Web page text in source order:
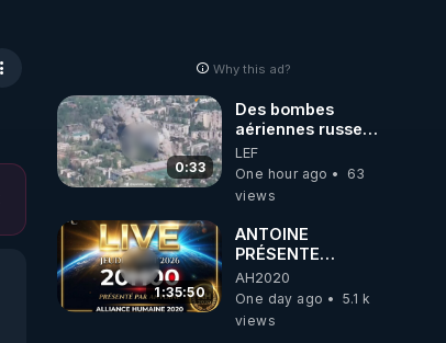
Why this ad?
0:33
Des bombes
aériennes russes
anéantissent les
centres de
contrôle de
brigades
ukrainienne
LEF
One hour ago
63
views
1:35:50
ANTOINE
PRÉSENTE
AH2020 LE LIVE
20H ***DU
06/08/2026***
AH2020
One day ago
5.1 k
views